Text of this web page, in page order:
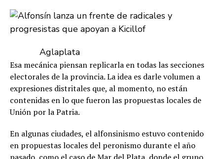
Aglaplata
Esa mecánica piensan replicarla en todas las secciones
electorales de la provincia. La idea es darle volumen a
expresiones distritales que, al momento, no están
contenidas en lo que fueron las propuestas locales de
Unión por la Patria.
En algunas ciudades, el alfonsinismo estuvo contenido
en propuestas locales del peronismo durante el año